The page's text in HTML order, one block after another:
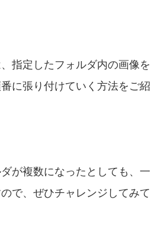
指定したフォルダ内の画像を
に張り付けていく方法をご紹
が複数になったとしても、一
で、ぜひチャレンジしてみて